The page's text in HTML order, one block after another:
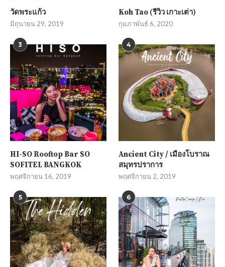
วัดพระแก้ว
มิถุนายน 29, 2019
Koh Tao (รีวิว เกาะเต่า)
กุมภาพันธ์ 6, 2020
3
HI-SO Rooftop Bar SO
SOFITEL BANGKOK
พฤศจิกายน 16, 2019
4
Ancient City / เมืองโบราณ
สมุทรปราการ
พฤศจิกายน 2, 2019
5 6